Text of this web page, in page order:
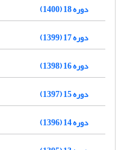
دوره 18 (1400)
دوره 17 (1399)
دوره 16 (1398)
دوره 15 (1397)
دوره 14 (1396)